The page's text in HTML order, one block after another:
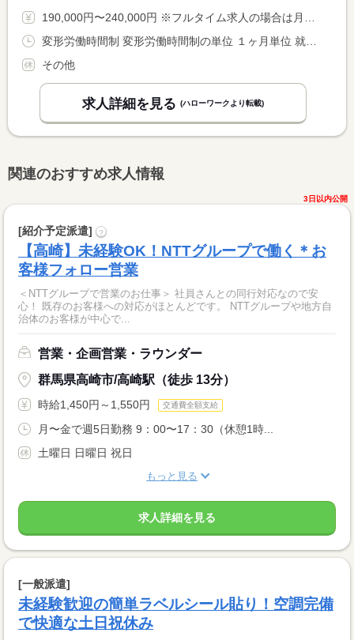
190,000円〜240,000円 ※フルタイム求人の場合は月額（換算額）、パート求人の場合は時間額を表示しています。
その他
求人詳細を見る (ハローワークより転載)
関連のおすすめ求人情報
3日以内公開
[紹介予定派遣] ?
【高崎】未経験OK！NTTグループで働く＊お
客様フォロー営業
＜NTTグループで営業のお仕事＞ 社員さんとの同行対応なので安
心！ 既存のお客様への対応がほとんどです。 NTTグループや地方自
治体のお客様が中心で...
営業・企画営業・ラウンダー
群馬県高崎市/高崎駅（徒歩 13分）
時給1,450円～1,550円 交通費全額支給
月〜金で週5日勤務 9：00〜17：30（休憩1時...
土曜日 日曜日 祝日
もっと見る
求人詳細を見る
[一般派遣]
未経験歓迎の簡単ラベルシール貼り！空調完備
で快適な土日祝休み